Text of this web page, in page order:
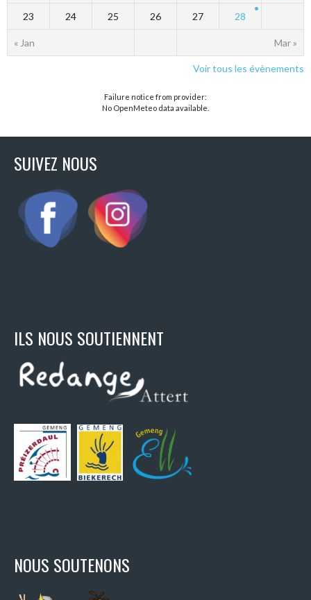
« Jan Mar »
23 24 25 26 27 28
Voir tous les évènements
Failure notice from provider:
No OpenMeteo data available.
SUIVEZ NOUS
ILS NOUS SOUTIENNENT
NOUS SOUTENONS